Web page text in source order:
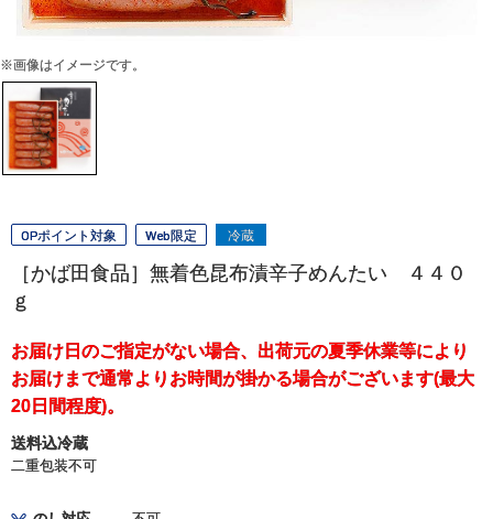
※画像はイメージです。
OPポイント対象 Web限定 冷蔵
［かば田食品］無着色昆布漬辛子めんたい ４４０
ｇ
お届け日のご指定がない場合、出荷元の夏季休業等により
お届けまで通常よりお時間が掛かる場合がございます(最大
20日間程度)。
送料込冷蔵
二重包装不可